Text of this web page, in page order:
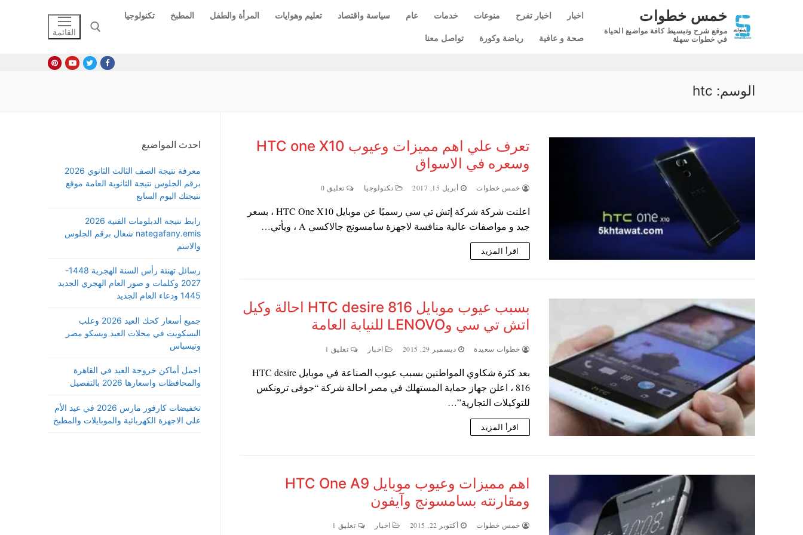
خمس خطوات
موقع شرح وتبسيط كافة مواضيع الحياة
في خطوات سهلة
اخبار اخبار تفرح منوعات خدمات عام سياسة واقتصاد تعليم وهوايات المرأة والطفل المطبخ
تكنولوجيا
صحة و عافية
رياضة وكورة تواصل معنا القائمة
الوسم: htc
تعرف علي اهم مميزات وعيوب HTC one X10
وسعره في الاسواق
خمس خطوات أبريل 15, 2017 تكنولوجيا تعليق 0
اعلنت شركة شركة إتش تي سي رسميًا عن موبايل HTC One X10 ، بسعر
جيد و مواصفات عالية منافسة لاجهزة سامسونج جالاكسي A ، ويأتي…
اقرأ المزيد
بسبب عيوب موبايل HTC desire 816 احالة وكيل
اتش تي سي وLENOVO للنيابة العامة
خطوات سعيدة ديسمبر 29, 2015 اخبار تعليق 1
بعد كثرة شكاوي المواطنين بسبب عيوب الصناعة في موبايل HTC desire
816 ، اعلن جهاز حماية المستهلك في مصر احالة شركة “جوفى ترونكس
للتوكيلات التجارية”…
اقرأ المزيد
اهم مميزات وعيوب موبايل HTC One A9
ومقارنته بسامسونج وآيفون
خمس خطوات أكتوبر 22, 2015 اخبار تعليق 1
احدث المواضيع
معرفة نتيجة الصف الثالث الثانوي 2026
برقم الجلوس نتيجة الثانوية العامة موقع
نتيجتك اليوم السابع
رابط نتيجة الدبلومات الفنية 2026
nategafany.emis شغال برقم الجلوس
والاسم
رسائل تهنئة رأس السنة الهجرية 1448-
2027 وكلمات و صور العام الهجري الجديد
1445 ودعاء العام الجديد
جميع أسعار كحك العيد 2026 وعلب
البسكويت في محلات العبد وبسكو مصر
وتيسباس
اجمل أماكن خروجة العيد في القاهرة
والمحافظات واسعارها 2026 بالتفصيل
تخفيضات كارفور مارس 2026 في عيد الأم
علي الاجهزة الكهربائية والموبايلات والمطبخ